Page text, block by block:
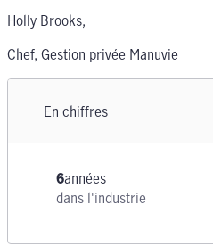
Holly Brooks,
Chef, Gestion privée Manuvie
En chiffres
6années
dans l'industrie